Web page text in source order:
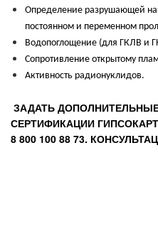
Определение разрушающей
постоянном и переменном
Водопоглощение (для ГКЛВ и
Сопротивление открытому
Активность радионуклидов.
ЗАДАТЬ
СЕРТИФИКАЦИИ
8 800 100 88 73.